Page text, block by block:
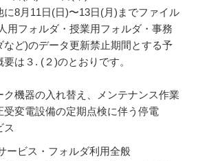
8月11日(日)〜13日(月)までファイル
用フォルダ・授業用フォルダ・事務
など)のデータ更新禁止期間とする予
は３. (２)のとおりです。
ク機器の入れ替え、メンテナンス作業
受変電設備の定期点検に伴う停電
ス
ービス・フォルダ利用全般